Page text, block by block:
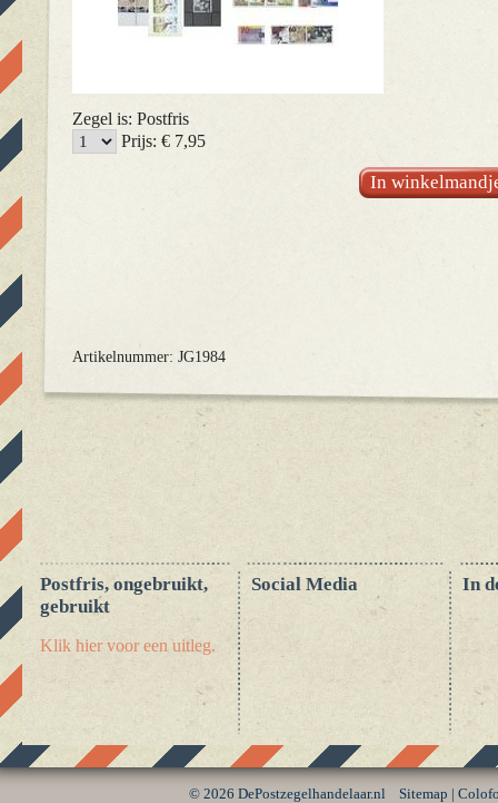
Zegel is: Postfris
Prijs: € 7,95
Artikelnummer: JG1984
In
Postfris, ongebruikt,
gebruikt
Klik hier voor een uitleg.
Social Media In
© 2026 DePostzegelhandelaar.nlSitemap |